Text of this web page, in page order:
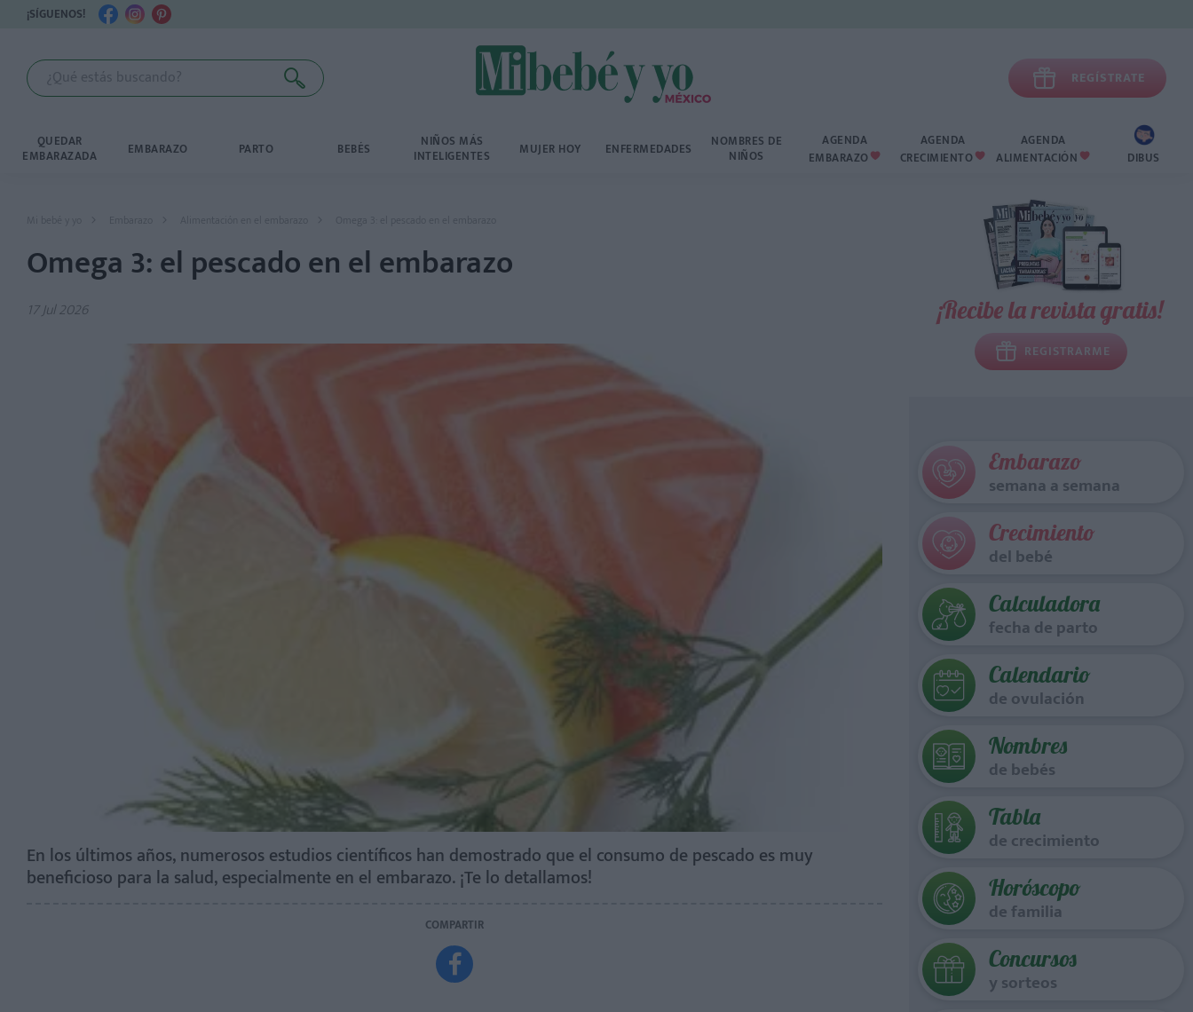
¡SÍGUENOS!
 REGÍSTRATE
QUEDAR
EMBARAZADA EMBARAZO PARTO BEBÉS NIÑOS MÁS
INTELIGENTES MUJER HOY ENFERMEDADES NOMBRES DE
NIÑOS
AGENDA
EMBARAZO 
AGENDA
CRECIMIENTO 
AGENDA
ALIMENTACIÓN  DIBUS
Mi bebé y yo Embarazo Alimentación en el embarazo
Omega 3: el pescado en el embarazo
17 Jul 2026
En los últimos años, numerosos estudios científicos han demostrado que el consumo de pescado es muy
beneficioso para la salud, especialmente en el embarazo. ¡Te lo detallamos!
COMPARTIR

¡Recibe la revista gratis!
REGISTRARME
Embarazo
semana a semana
Crecimiento
del bebé
Calculadora
fecha de parto
Calendario
de ovulación
Nombres
de bebés
Tabla
de crecimiento
Horóscopo
de familia
Concursos
y sorteos